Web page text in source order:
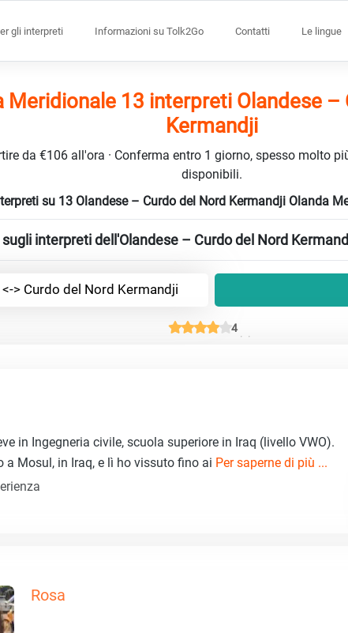
gli interpreti Informazioni su Tolk2Go Contatti Le lingue
Meridionale 13 interpreti Olandese –
Kermandji
da €106 all'ora · Conferma entro 1 giorno, spesso molto
disponibili.
su 13 Olandese – Curdo del Nord Kermandji Olanda
interpreti dell'Olandese – Curdo del Nord
> Curdo del Nord Kermandji
4
in Ingegneria civile, scuola superiore in Iraq (livello VWO).
a Mosul, in Iraq, e lì ho vissuto fino ai Per saperne di più ...
Rosa